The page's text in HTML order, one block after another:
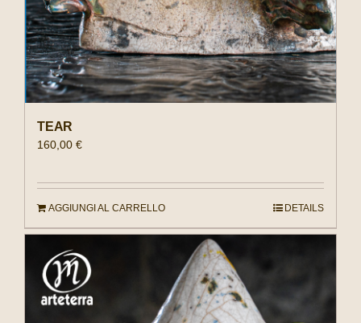
TEAR
160,00 €
AGGIUNGI AL CARRELLO DETAILS